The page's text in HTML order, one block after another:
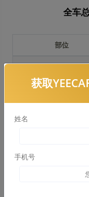
全车
部位
前保险杠
引擎盖
获取
姓名
手机号